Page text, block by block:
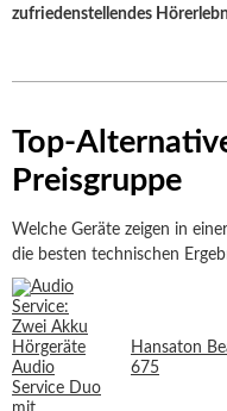
zufriedenstellendes
Top-
Preisgruppe
Welche Geräte zeigen in
die besten technischen
Hansaton
675